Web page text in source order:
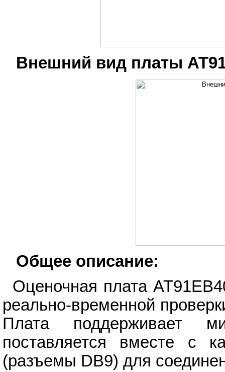
Внешний вид платы
Общее описание:
Оценочная плата
реально-временной
Плата поддерживает
поставляется вместе с
(разъемы DB9) для